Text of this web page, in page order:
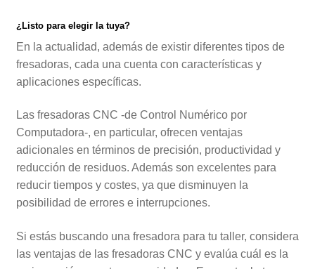
¿Listo para elegir la tuya?
En la actualidad, además de existir diferentes tipos de
fresadoras, cada una cuenta con características y
aplicaciones específicas.
Las fresadoras CNC -de Control Numérico por
Computadora-, en particular, ofrecen ventajas
adicionales en términos de precisión, productividad y
reducción de residuos. Además son excelentes para
reducir tiempos y costes, ya que disminuyen la
posibilidad de errores e interrupciones.
Si estás buscando una fresadora para tu taller, considera
las ventajas de las fresadoras CNC y evalúa cuál es la